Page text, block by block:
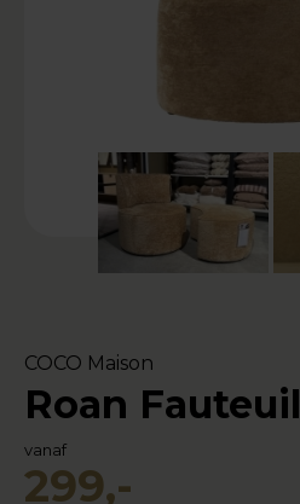
COCO Maison
Roan Fauteuil
vanaf
299,-